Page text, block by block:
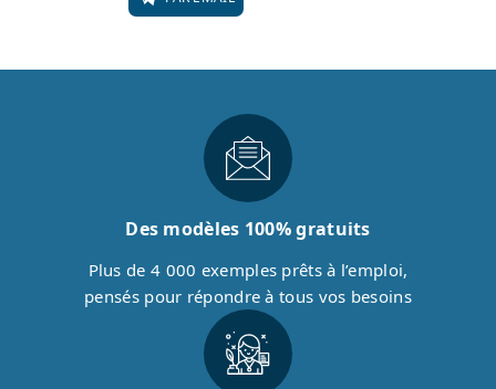
Des modèles 100% gratuits
Plus de 4 000 exemples prêts à l’emploi,
pensés pour répondre à tous vos besoins